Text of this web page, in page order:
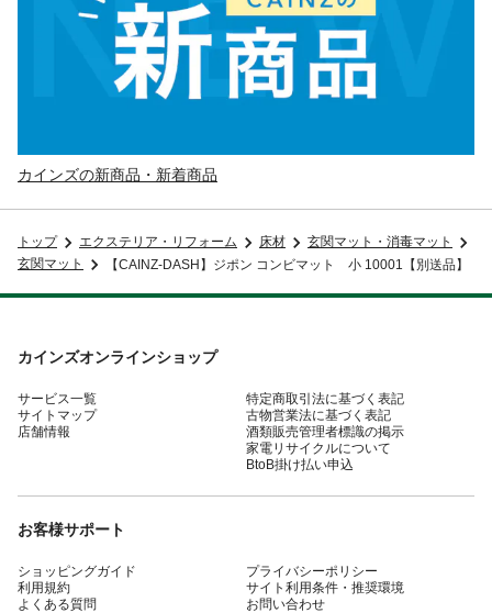
カインズの新商品・新着商品
トップ エクステリア・リフォーム 床材
玄関マット・消毒マット
玄関マット
【CAINZ-DASH】ジポン コンビマット 小 10001【別送品】
カインズオンラインショップ
サービス一覧
サイトマップ
店舗情報
特定商取引法に基づく表記
古物営業法に基づく表記
酒類販売管理者標識の掲示
家電リサイクルについて
BtoB掛け払い申込
お客様サポート
ショッピングガイド
利用規約
よくある質問
プライバシーポリシー
サイト利用条件・推奨環境
お問い合わせ